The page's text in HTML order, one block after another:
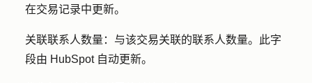
在交易记录中更新。
关联联系人数量： 与该交易关联的联系人数量。此字
段由 HubSpot 自动更新。